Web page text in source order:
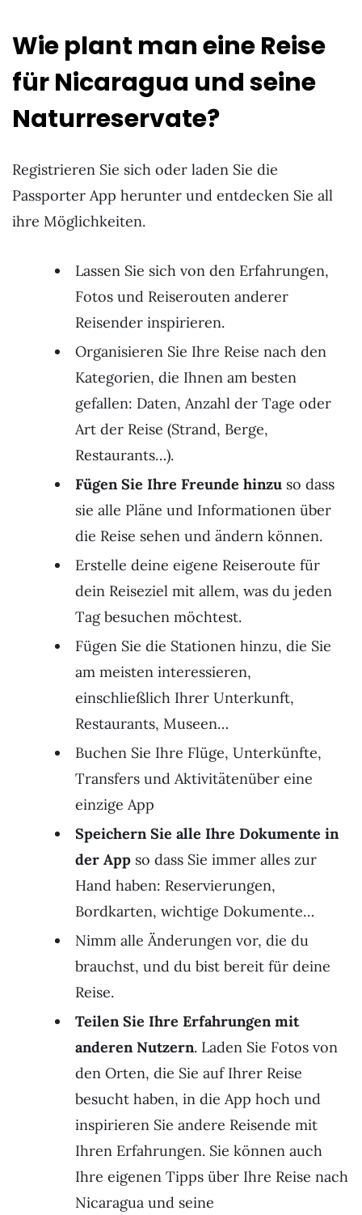
Wie plant man eine Reise
für Nicaragua und seine
Naturreservate?
Registrieren Sie sich oder laden Sie die
Passporter App herunter und entdecken Sie all
ihre Möglichkeiten.
Lassen Sie sich von den Erfahrungen,
Fotos und Reiserouten anderer
Reisender inspirieren.
Organisieren Sie Ihre Reise nach den
Kategorien, die Ihnen am besten
gefallen: Daten, Anzahl der Tage oder
Art der Reise (Strand, Berge,
Restaurants…).
Fügen Sie Ihre Freunde hinzu so dass
sie alle Pläne und Informationen über
die Reise sehen und ändern können.
Erstelle deine eigene Reiseroute für
dein Reiseziel mit allem, was du jeden
Tag besuchen möchtest.
Fügen Sie die Stationen hinzu, die Sie
am meisten interessieren,
einschließlich Ihrer Unterkunft,
Restaurants, Museen…
Buchen Sie Ihre Flüge, Unterkünfte,
Transfers und Aktivitätenüber eine
einzige App
Speichern Sie alle Ihre Dokumente in
der App so dass Sie immer alles zur
Hand haben: Reservierungen,
Bordkarten, wichtige Dokumente…
Nimm alle Änderungen vor, die du
brauchst, und du bist bereit für deine
Reise.
Teilen Sie Ihre Erfahrungen mit
anderen Nutzern. Laden Sie Fotos von
den Orten, die Sie auf Ihrer Reise
besucht haben, in die App hoch und
inspirieren Sie andere Reisende mit
Ihren Erfahrungen. Sie können auch
Ihre eigenen Tipps über Ihre Reise nach
Nicaragua und seine